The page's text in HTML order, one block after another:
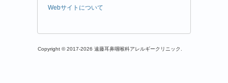
Webサイトについて
Copyright © 2017-2026 遠藤耳鼻咽喉科アレルギークリニック.